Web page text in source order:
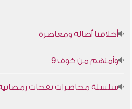
أخلاقنا أصالة ومعاصرة
وأمنهم من خوف 9
سلسلة محاضرات نفحات رمضانية